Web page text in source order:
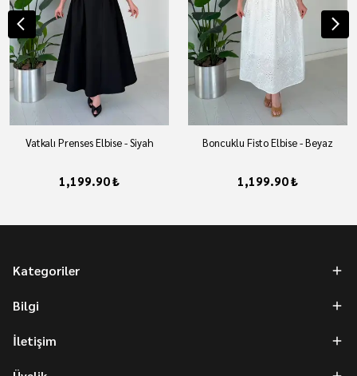
Vatkalı Prenses Elbise - Siyah
1,199.90 ₺
Boncuklu Fisto Elbise - Beyaz
1,199.90 ₺
Kategoriler
Bilgi
İletişim